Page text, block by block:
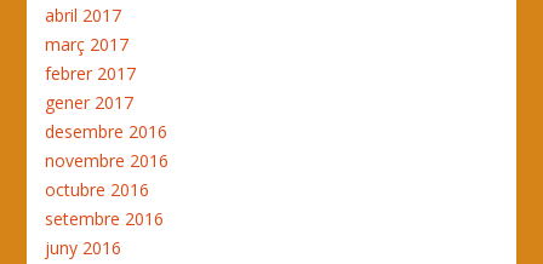
abril 2017
març 2017
febrer 2017
gener 2017
desembre 2016
novembre 2016
octubre 2016
setembre 2016
juny 2016